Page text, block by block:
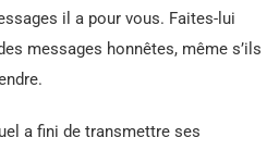
il a pour vous. Faites-lui
messages honnêtes, même s’ils
a fini de transmettre ses